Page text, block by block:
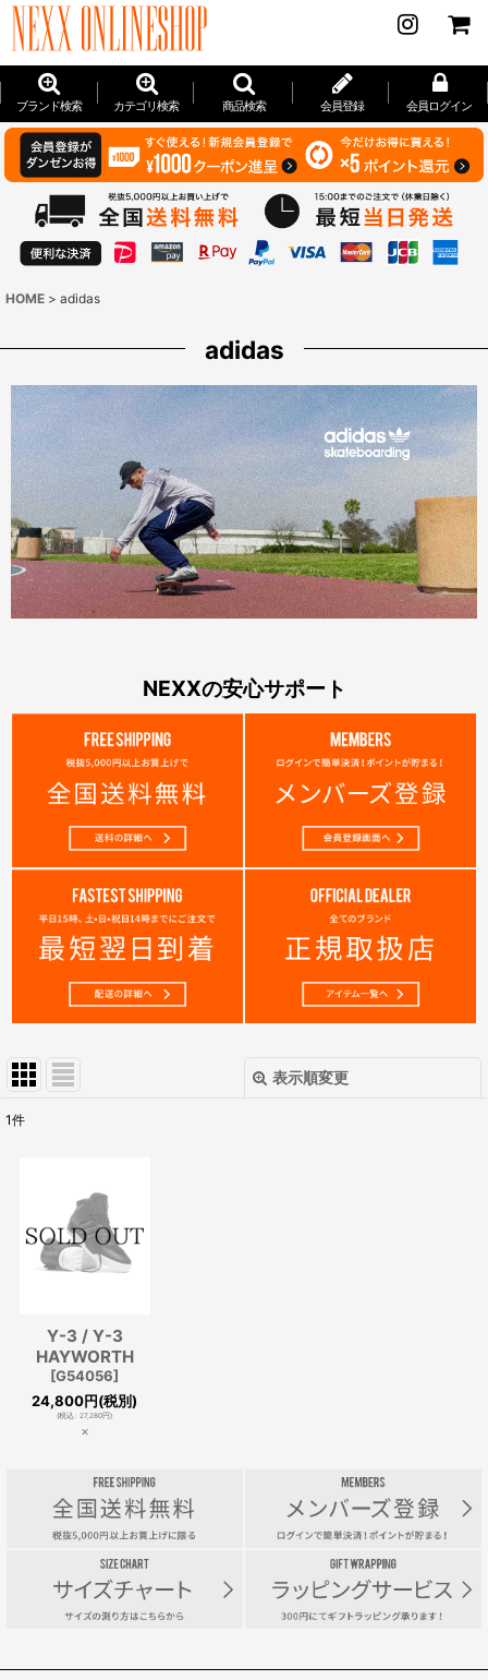
ブランド検索 カテゴリ検索 商品検索 会員登録 会員ログイン
HOME > adidas
adidas
NEXXの安心サポート
表示順変更
在庫あり
並び順:
1件
Y-3 / Y-3
HAYWORTH
[G54056]
24,800円(税別)
(税込: 27,280円)
×